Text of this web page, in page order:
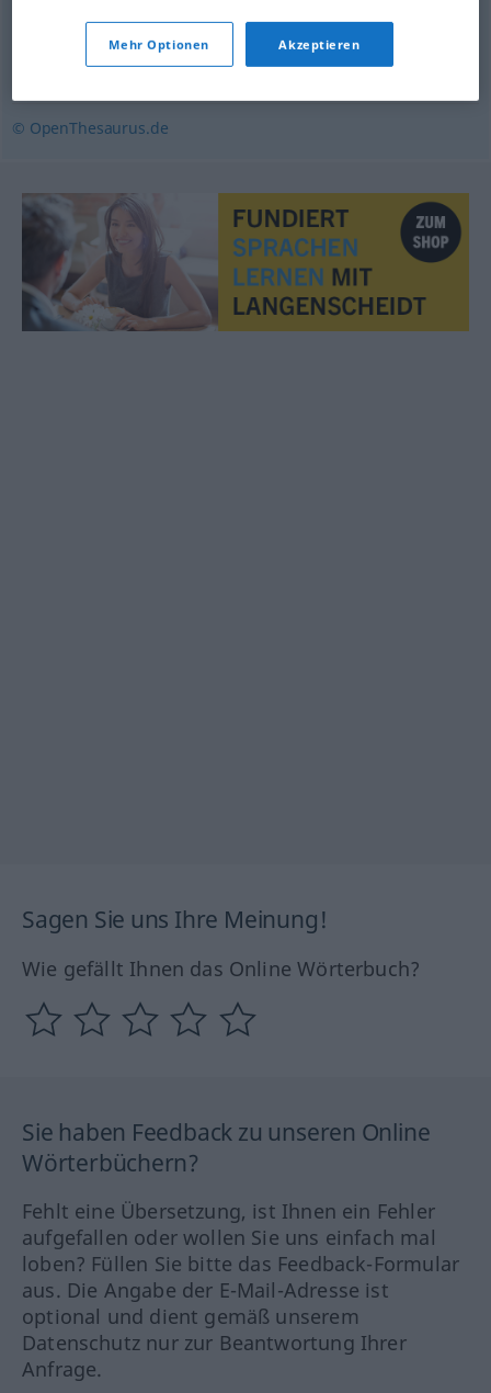
unwirsch,barsch unhöflich,rau
© OpenThesaurus.de
Sagen Sie uns Ihre Meinung!
Wie gefällt Ihnen das Online Wörterbuch?
Sie haben Feedback zu unseren Online
Wörterbüchern?
Fehlt eine Übersetzung, ist Ihnen ein Fehler
aufgefallen oder wollen Sie uns einfach mal
loben? Füllen Sie bitte das Feedback-Formular
aus. Die Angabe der E-Mail-Adresse ist
optional und dient gemäß unserem
Datenschutz nur zur Beantwortung Ihrer
Anfrage.
Mehr Optionen Akzeptieren